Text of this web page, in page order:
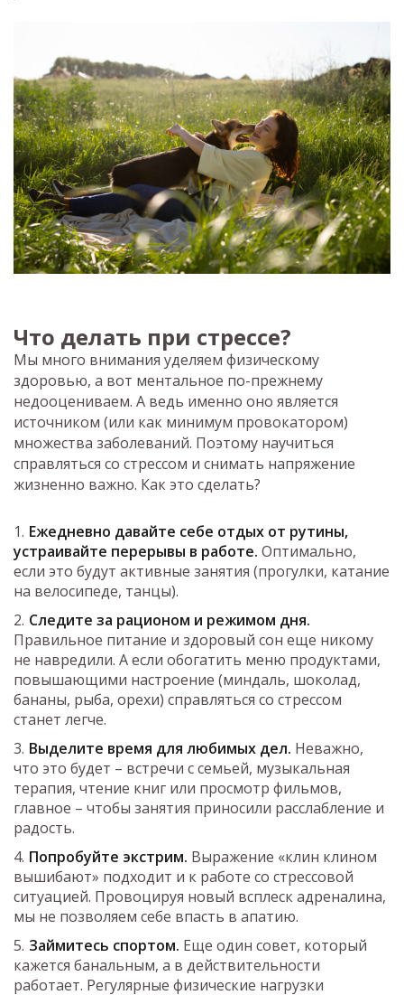
Что делать при стрессе?
Мы много внимания уделяем физическому
здоровью, а вот ментальное по-прежнему
недооцениваем. А ведь именно оно является
источником (или как минимум провокатором)
множества заболеваний. Поэтому научиться
справляться со стрессом и снимать напряжение
жизненно важно. Как это сделать?
Ежедневно давайте себе отдых от рутины,
устраивайте перерывы в работе. Оптимально,
если это будут активные занятия (прогулки, катание
на велосипеде, танцы).
Следите за рационом и режимом дня.
Правильное питание и здоровый сон еще никому
не навредили. А если обогатить меню продуктами,
повышающими настроение (миндаль, шоколад,
бананы, рыба, орехи) справляться со стрессом
станет легче.
Выделите время для любимых дел. Неважно,
что это будет – встречи с семьей, музыкальная
терапия, чтение книг или просмотр фильмов,
главное – чтобы занятия приносили расслабление и
радость.
Попробуйте экстрим. Выражение «клин клином
вышибают» подходит и к работе со стрессовой
ситуацией. Провоцируя новый всплеск адреналина,
мы не позволяем себе впасть в апатию.
Займитесь спортом. Еще один совет, который
кажется банальным, а в действительности
работает. Регулярные физические нагрузки